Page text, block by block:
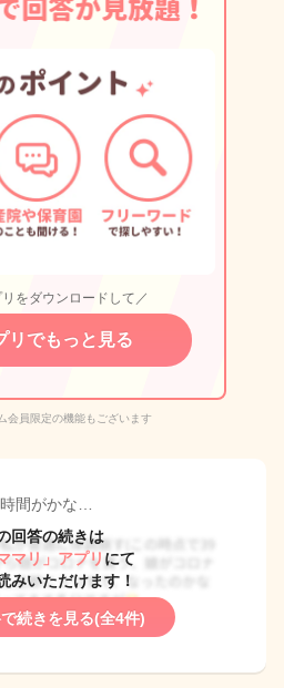
をダウンロードして／
リでもっと見る
会員限定の機能もございます
間がかな…
回答の続きは
マリ」アプリ にて
みいただけます！
続きを見る(全4件)